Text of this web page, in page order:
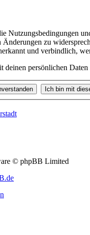
Nutzungsbedingungen
zu
und verbindlich,
persönlichen
© phpBB Limited